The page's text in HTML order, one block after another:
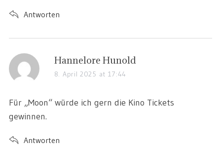
Antworten
Hannelore Hunold
8. April 2025 at 17:44
Für „Moon“ würde ich gern die Kino Tickets
gewinnen.
Antworten